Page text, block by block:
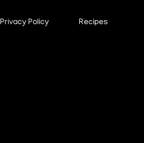
Privacy Policy Recipes